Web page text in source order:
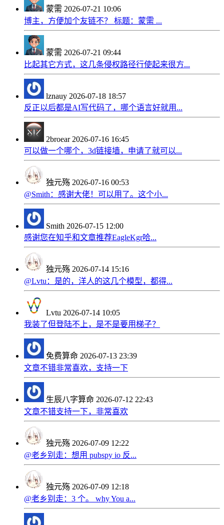
蒙需 2026-07-21 10:06
博主，方便加个友链不？ 标题：蒙需 ...
蒙需 2026-07-21 09:44
比起其它方式，这几条侵权路径行使起来很方...
lznauy 2026-07-18 18:57
反正以后都是AI写代码了，哪个语言好就用...
2broear 2026-07-16 16:45
可以做一个哪个，3d链接墙，申请了就可以...
独元殇 2026-07-16 00:53
@Smith：感谢大佬！可以用了。这个小...
Smith 2026-07-15 12:00
感谢您在知乎和文章推荐EagleKgr哈...
独元殇 2026-07-14 15:16
@Lvtu：是的，洋人的这几个模型，都得...
Lvtu 2026-07-14 10:05
我装了但登陆不上，是不是要用梯子？
免费算命 2026-07-13 23:39
文章不错非常喜欢，支持一下
生辰八字算命 2026-07-12 22:43
文章不错支持一下，非常喜欢
独元殇 2026-07-09 12:22
@老乡别走：想用 pubspy io 反...
独元殇 2026-07-09 12:18
@老乡别走：3 个。 why You a...